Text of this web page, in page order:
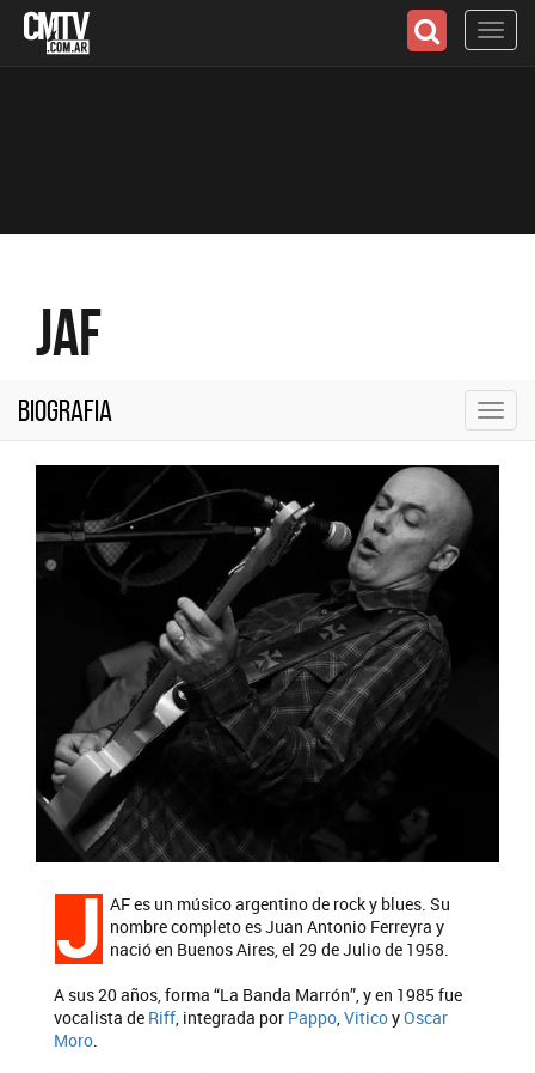
JAF
Biografia
J AF es un músico argentino de rock y blues. Su
nombre completo es Juan Antonio Ferreyra y
nació en Buenos Aires, el 29 de Julio de 1958.
A sus 20 años, forma “La Banda Marrón”, y en 1985 fue
vocalista de Riff, integrada por Pappo,ViticoyOscar
Moro.